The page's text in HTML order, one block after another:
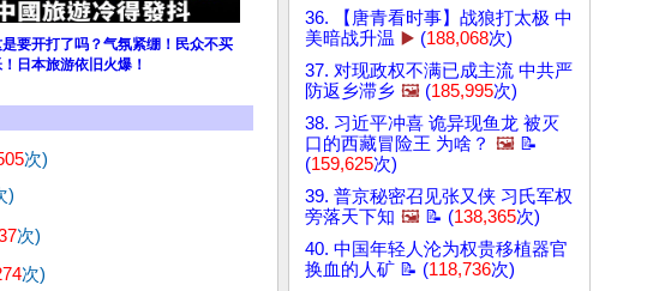
要开打了吗？气氛紧绷！民众不买
日本旅游依旧火爆！
次)
)
次)
次)
36. 【唐青看时事】战狼打太极 中
美暗战升温 ▶️ (188,068次)
37. 对现政权不满已成主流 中共严
防返乡滞乡 🖼️ (185,995次)
38. 习近平冲喜 诡异现鱼龙 被灭
口的西藏冒险王 为啥？ 🖼️ 📝
(159,625次)
39. 普京秘密召见张又侠 习氏军权
旁落天下知 🖼️ 📝 (138,365次)
40. 中国年轻人沦为权贵移植器官
换血的人矿 📝 (118,736次)